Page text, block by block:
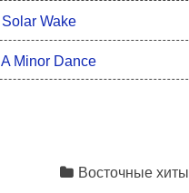
Solar Wake
A Minor Dance
Восточные хиты